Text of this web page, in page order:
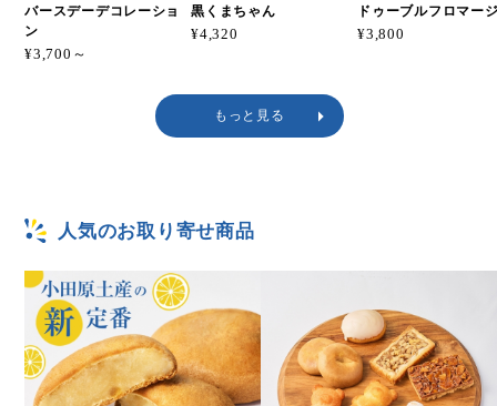
バースデーデコレーショ
ン
¥3,700～
黒くまちゃん
¥4,320
ドゥーブルフロマー
¥3,800
もっと見る
人気のお取り寄せ商品